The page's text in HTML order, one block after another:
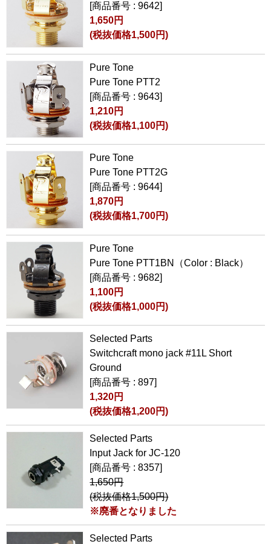
[商品番号 : 9642]
1,650円
(税抜価格1,500円)
Pure Tone
Pure Tone PTT2
[商品番号 : 9643]
1,210円
(税抜価格1,100円)
Pure Tone
Pure Tone PTT2G
[商品番号 : 9644]
1,870円
(税抜価格1,700円)
Pure Tone
Pure Tone PTT1BN（Color : Black）
[商品番号 : 9682]
1,100円
(税抜価格1,000円)
Selected Parts
Switchcraft mono jack #11L Short
Ground
[商品番号 : 897]
1,320円
(税抜価格1,200円)
Selected Parts
Input Jack for JC-120
[商品番号 : 8357]
1,650円
(税抜価格1,500円)
※廃番となりました
Selected Parts